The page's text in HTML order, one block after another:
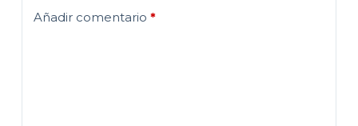
Añadir comentario *